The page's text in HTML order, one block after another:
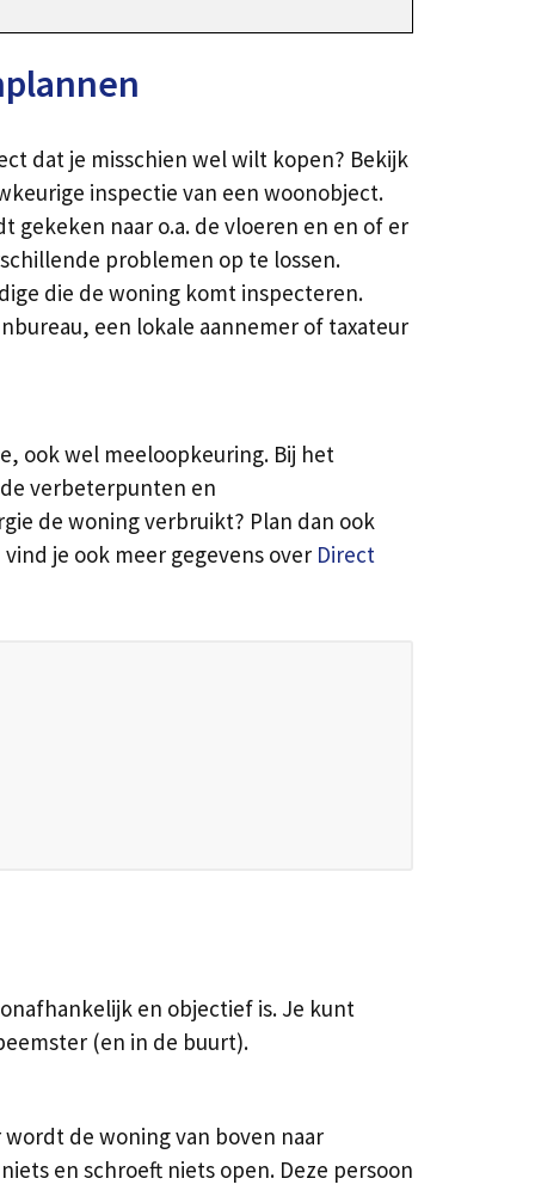
dat je misschien wel wilt kopen? Bekijk
inspectie van een woonobject.
gekeken naar o.a. de vloeren en en of er
problemen op te lossen.
die de woning komt inspecteren.
een lokale aannemer of taxateur
ook wel meeloopkeuring. Bij het
verbeterpunten en
de woning verbruikt? Plan dan ook
je ook meer gegevens over Direct
en objectief is. Je kunt
(en in de buurt).
de woning van boven naar
en schroeft niets open. Deze persoon